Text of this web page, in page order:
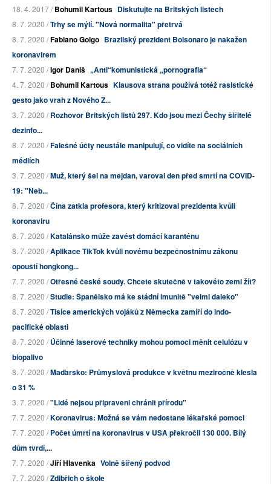
18. 4. 2017 /Bohumil Kartous Diskutujte na Britských listech
8. 7. 2020 /Trhy se mýlí. "Nová normalita" přetrvá
8. 7. 2020 /Fabiano Golgo Brazilský prezident Bolsonaro je nakažen
koronavirem
7. 7. 2020 /Igor Daniš „Anti“komunistická „pornografia“
4. 7. 2020 /Bohumil Kartous Klausova strana používá totéž rasistické
gesto jako vrah z Nového Z...
3. 7. 2020 /Rozhovor Britských listů 297. Kdo jsou mezi Čechy šiřitelé
dezinfo...
8. 7. 2020 /Falešné účty neustále manipulují, co vidíte na sociálních
médiích
3. 7. 2020 /Muž, který šel na mejdan, varoval den před smrtí na COVID-
19: "Neb...
8. 7. 2020 /Čína zatkla profesora, který kritizoval prezidenta kvůli
koronaviru
8. 7. 2020 /Katalánsko může zavést domácí karanténu
8. 7. 2020 /Aplikace TikTok kvůli novému bezpečnostnímu zákonu
opouští hongkong...
7. 7. 2020 /Otřesné české soudy. Chcete skutečně v takovéto zemi žít?
8. 7. 2020 /Studie: Španělsko má ke stádní imunitě "velmi daleko"
8. 7. 2020 /Tisíce amerických vojáků z Německa zamíří do indo-
pacifické oblasti
8. 7. 2020 /Účinné laserové techniky mohou pomoci měnit celulózu v
biopalivo
8. 7. 2020 /Maďarsko: Průmyslová produkce v květnu meziročně klesla
o 31 %
3. 7. 2020 /"Lidé nejsou připraveni chránit přírodu"
7. 7. 2020 /Koronavirus: Možná se vám nedostane lékařské pomoci
7. 7. 2020 /Počet úmrtí na koronavirus v USA překročil 130 000. Bílý
dům tvrdí,...
7. 7. 2020 /Jiří Hlavenka Volně šířený podvod
7. 7. 2020 /Zdibřich o škole